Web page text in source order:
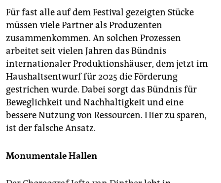
Für fast alle auf dem Festival gezeigten Stücke
müssen viele Partner als Produzenten
zusammenkommen. An solchen Prozessen
arbeitet seit vielen Jahren das Bündnis
internationaler Produktionshäuser, dem jetzt im
Haushaltsentwurf für 2025 die Förderung
gestrichen wurde. Dabei sorgt das Bündnis für
Beweglichkeit und Nachhaltigkeit und eine
bessere Nutzung von Ressourcen. Hier zu sparen,
ist der falsche Ansatz.
Monumentale Hallen